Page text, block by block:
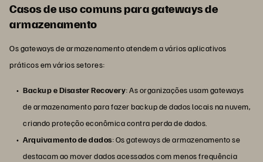
Casos de uso comuns para gateways de
armazenamento
Os gateways de armazenamento atendem a vários aplicativos
práticos em vários setores:
Backup e Disaster Recovery: As organizações usam gateways
de armazenamento para fazer backup de dados locais na nuvem,
criando proteção econômica contra perda de dados.
Arquivamento de dados: Os gateways de armazenamento se
destacam ao mover dados acessados com menos frequência